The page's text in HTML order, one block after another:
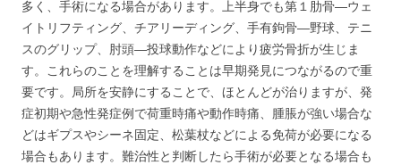
多く、手術になる場合があります。上半身でも第１肋骨―ウェ
イトリフティング、チアリーディング、手有鉤骨―野球、テニ
スのグリップ、肘頭―投球動作などにより疲労骨折が生じま
す。これらのことを理解することは早期発見につながるので重
要です。局所を安静にすることで、ほとんどが治りますが、発
症初期や急性発症例で荷重時痛や動作時痛、腫脹が強い場合な
どはギプスやシーネ固定、松葉杖などによる免荷が必要になる
場合もあります。難治性と判断したら手術が必要となる場合も